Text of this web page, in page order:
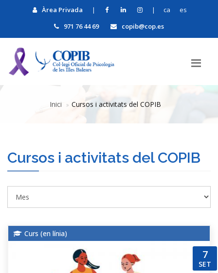
Àrea Privada | | ca
es
971 76 44 69
copib@cop.es
Inici Cursos i activitats del COPIB
Cursos i activitats del COPIB
Curs (en línia)
7
SET